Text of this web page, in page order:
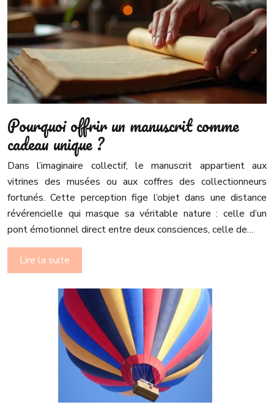
Pourquoi offrir un manuscrit comme
cadeau unique ?
Dans l’imaginaire collectif, le manuscrit appartient aux
vitrines des musées ou aux coffres des collectionneurs
fortunés. Cette perception fige l’objet dans une distance
révérencielle qui masque sa véritable nature : celle d’un
pont émotionnel direct entre deux consciences, celle de…
Lire la suite